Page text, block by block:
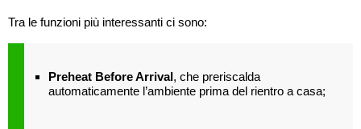
Tra le funzioni più interessanti ci sono:
Preheat Before Arrival, che preriscalda
automaticamente l’ambiente prima del rientro a casa;